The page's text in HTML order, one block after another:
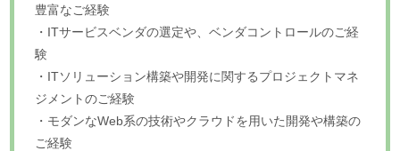
豊富なご経験
・ITサービスベンダの選定や、ベンダコントロールのご経
験
・ITソリューション構築や開発に関するプロジェクトマネ
ジメントのご経験
・モダンなWeb系の技術やクラウドを用いた開発や構築の
ご経験